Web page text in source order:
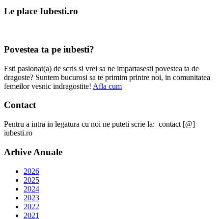
Le place Iubesti.ro
Povestea ta pe iubesti?
Esti pasionat(a) de scris si vrei sa ne impartasesti povestea ta de
dragoste? Suntem bucurosi sa te primim printre noi, in comunitatea
femeilor vesnic indragostite! Afla cum
Contact
Pentru a intra in legatura cu noi ne puteti scrie la: contact [@]
iubesti.ro
Arhive Anuale
2026
2025
2024
2023
2022
2021